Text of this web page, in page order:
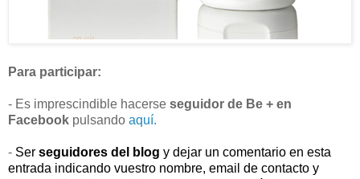
Para participar:
- Es imprescindible hacerse seguidor de Be + en
Facebook pulsando aquí.
- Ser seguidores del blog y dejar un comentario en esta
entrada indicando vuestro nombre, email de contacto y